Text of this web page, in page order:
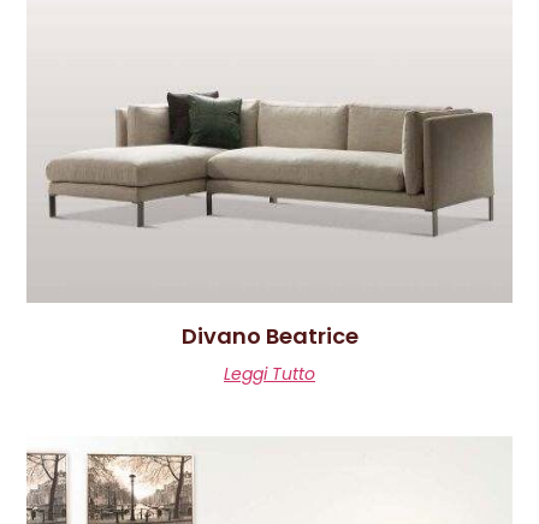
Divano Beatrice
Leggi Tutto